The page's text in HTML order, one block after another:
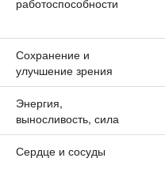
работоспособности
Сохранение и
улучшение зрения
Энергия,
выносливость, сила
Сердце и сосуды